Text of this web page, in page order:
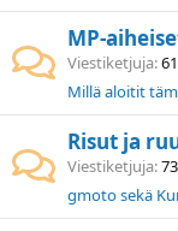
MP-
Viestiketjuja
Millä aloitit
Risut ja
Viestiketjuja
gmoto sekä